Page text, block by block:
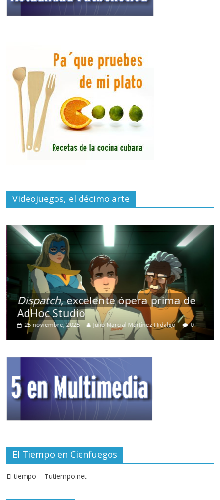
Videojuegos, el décimo arte
Dispatch, excelente ópera prima de
AdHoc Studio
25 noviembre, 2025 Julio Marcial Martínez Hidalgo 0
El Tiempo en Cienfuegos
El tiempo – Tutiempo.net